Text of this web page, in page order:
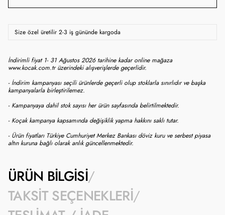
Size özel üretilir 2-3 iş gününde kargoda
İndirimli fiyat 1- 31 Ağustos 2026 tarihine kadar online mağaza
www.kocak.com.tr üzerindeki alışverişlerde geçerlidir.
- İndirim kampanyası seçili ürünlerde geçerli olup stoklarla sınırlıdır ve başka
kampanyalarla birleştirilemez.
- Kampanyaya dahil stok sayısı her ürün sayfasında belirtilmektedir.
- Koçak kampanya kapsamında değişiklik yapma hakkını saklı tutar.
- Ürün fiyatları Türkiye Cumhuriyet Merkez Bankası döviz kuru ve serbest piyasa
altın kuruna bağlı olarak anlık güncellenmektedir.
ÜRÜN BILGISI
TAKSIT SEÇENEKLERI